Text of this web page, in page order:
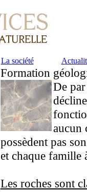
La société
Formation
De
aucun
possèdent pas
et chaque famille
Les roches sont